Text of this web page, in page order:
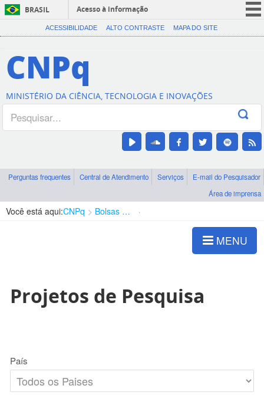
BRASIL
Acesso à informação
CORONAVÍRUS (COVID-19)
Canais
ACESSIBILIDADE ALTO CONTRASTE MAPA DO SITE
CNPq
MINISTÉRIO DA CIÊNCIA, TECNOLOGIA E INOVAÇÕES
Perguntas frequentes Central de Atendimento Serviços
E-mail do Pesquisador
Área de imprensa
Você está aqui:CNPq Bolsas e Auxílios Vigentes
MENU
Projetos de Pesquisa
País